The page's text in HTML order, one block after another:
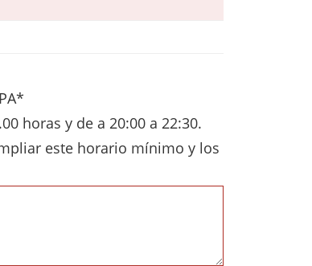
horas y de a 20:00 a 22:30.
este horario mínimo y los